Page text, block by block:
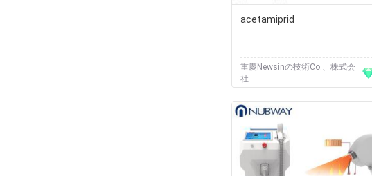
acetamiprid
重慶Newsinの技術Co.、株式会
社